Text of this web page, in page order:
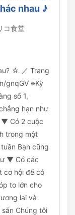
nhau ♪
コ食堂
☆ ／ Trang
gnqGV ※Kỹ
số 1,
hạn như
▼ Có 2 cuộc
trong một
Bạn cũng
▼ Có các
cơ hội để có
to lớn cho
lai và
Chúng tôi